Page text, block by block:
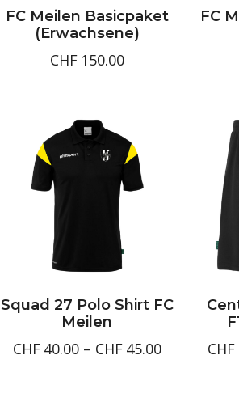
FC Meilen Basicpaket
(Erwachsene)
CHF 150.00
FC
Squad 27 Polo Shirt FC
Meilen
CHF 40.00 – CHF 45.00 CHF